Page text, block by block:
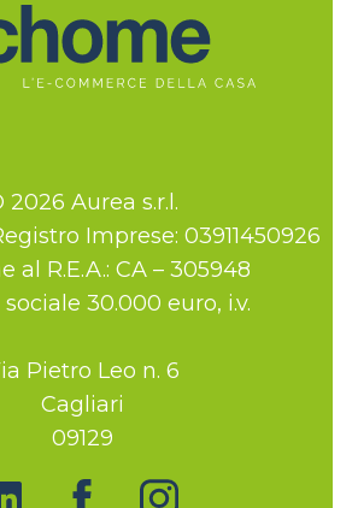
2026 Aurea s.r.l.
Imprese: 03911450926
al R.E.A.: CA – 305948
30.000 euro, i.v.
Pietro Leo n. 6
Cagliari
09129